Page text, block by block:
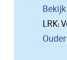
LRK: